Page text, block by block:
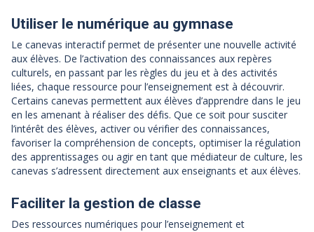
Utiliser le numérique au gymnase
Le canevas interactif permet de présenter une nouvelle activité
aux élèves. De l’activation des connaissances aux repères
culturels, en passant par les règles du jeu et à des activités
liées, chaque ressource pour l’enseignement est à découvrir.
Certains canevas permettent aux élèves d’apprendre dans le jeu
en les amenant à réaliser des défis. Que ce soit pour susciter
l’intérêt des élèves, activer ou vérifier des connaissances,
favoriser la compréhension de concepts, optimiser la régulation
des apprentissages ou agir en tant que médiateur de culture, les
canevas s’adressent directement aux enseignants et aux élèves.
Faciliter la gestion de classe
Des ressources numériques pour l’enseignement et